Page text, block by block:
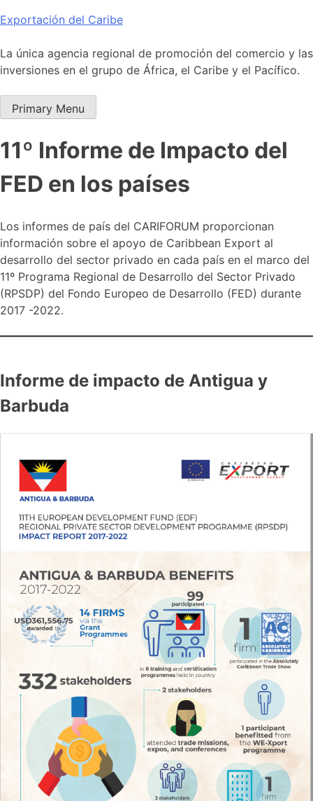
Skip
content
Exportación del Caribe
La única agencia regional de promoción del comercio y las
inversiones en el grupo de África, el Caribe y el Pacífico.
Primary Menu
11º Informe de Impacto del
FED en los países
Los informes de país del CARIFORUM proporcionan
información sobre el apoyo de Caribbean Export al
desarrollo del sector privado en cada país en el marco del
11º Programa Regional de Desarrollo del Sector Privado
(RPSDP) del Fondo Europeo de Desarrollo (FED) durante
2017 -2022.
Informe de impacto de Antigua y
Barbuda